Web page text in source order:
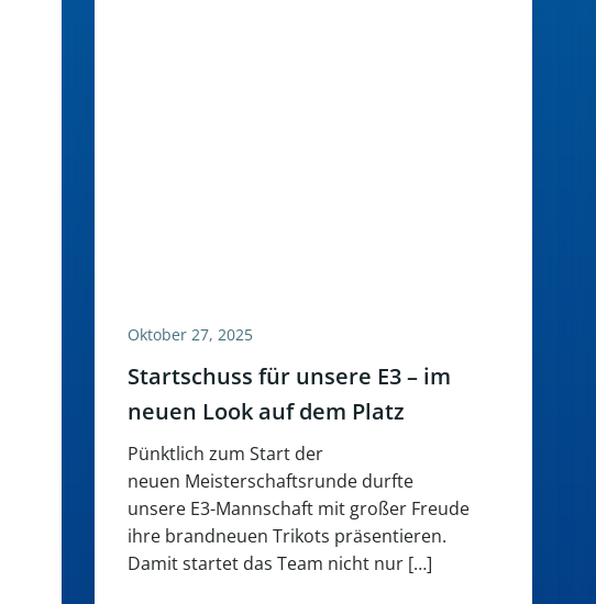
Oktober 27, 2025
Startschuss für unsere E3 – im
neuen Look auf dem Platz
Pünktlich zum Start der
neuen Meisterschaftsrunde durfte
unsere E3-Mannschaft mit großer Freude
ihre brandneuen Trikots präsentieren.
Damit startet das Team nicht nur […]